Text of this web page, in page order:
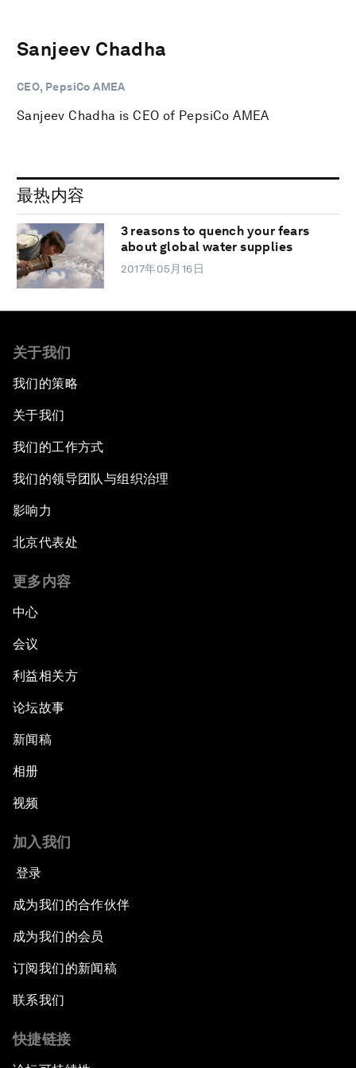
Sanjeev Chadha
CEO, PepsiCo AMEA
Sanjeev Chadha is CEO of PepsiCo AMEA
最热内容
3 reasons to quench your fears
about global water supplies
2017年05月16日
关于我们
我们的策略
关于我们
我们的工作方式
我们的领导团队与组织治理
影响力
北京代表处
更多内容
中心
会议
利益相关方
论坛故事
新闻稿
相册
视频
加入我们
登录
成为我们的合作伙伴
成为我们的会员
订阅我们的新闻稿
联系我们
快捷链接